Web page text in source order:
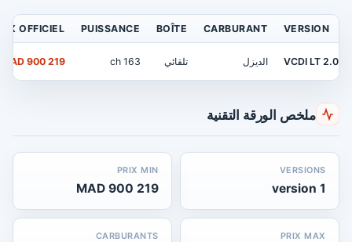
VERSION
CARBURANT
BOÎTE
PUISSANCE
OFFICIEL
2.0 VCDI LT الديزل تلقائي 163 ch
219 900 MAD
ملخص الورقة التقنية
VERSIONS
1 version
PRIX MIN
219 900 MAD
PRIX MAX
CARBURANTS